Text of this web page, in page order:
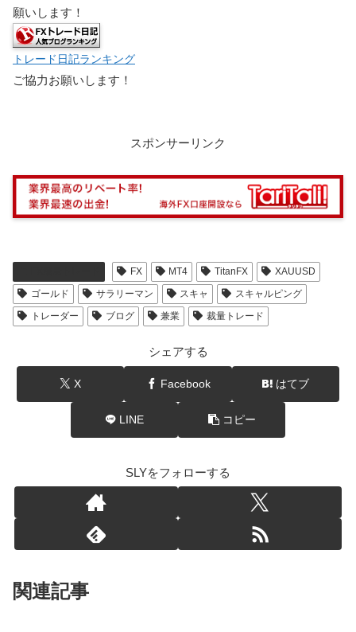
願いします！
トレード日記ランキング
ご協力お願いします！
スポンサーリンク
FX MT4 TitanFX
XAUUSD
ゴールド
サラリーマン スキャ
スキャルピング
トレーダー
ブログ 兼業 裁量トレード
シェアする
X Facebook はてブ
LINE コピー
SLYをフォローする
関連記事